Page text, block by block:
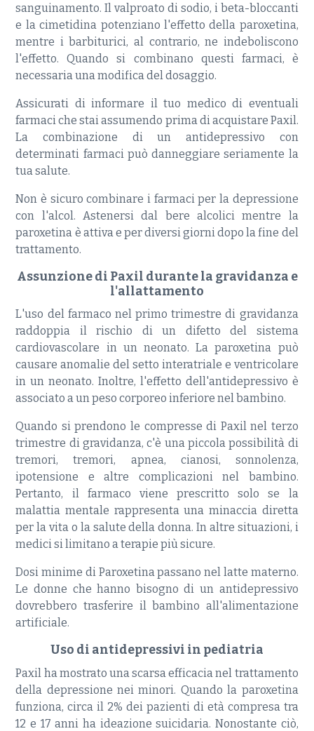
sanguinamento. Il valproato di sodio, i beta-bloccanti
e la cimetidina potenziano l'effetto della paroxetina,
mentre i barbiturici, al contrario, ne indeboliscono
l'effetto. Quando si combinano questi farmaci, è
necessaria una modifica del dosaggio.
Assicurati di informare il tuo medico di eventuali
farmaci che stai assumendo prima di acquistare Paxil.
La combinazione di un antidepressivo con
determinati farmaci può danneggiare seriamente la
tua salute.
Non è sicuro combinare i farmaci per la depressione
con l'alcol. Astenersi dal bere alcolici mentre la
paroxetina è attiva e per diversi giorni dopo la fine del
trattamento.
Assunzione di Paxil durante la gravidanza e
l'allattamento
L'uso del farmaco nel primo trimestre di gravidanza
raddoppia il rischio di un difetto del sistema
cardiovascolare in un neonato. La paroxetina può
causare anomalie del setto interatriale e ventricolare
in un neonato. Inoltre, l'effetto dell'antidepressivo è
associato a un peso corporeo inferiore nel bambino.
Quando si prendono le compresse di Paxil nel terzo
trimestre di gravidanza, c'è una piccola possibilità di
tremori, tremori, apnea, cianosi, sonnolenza,
ipotensione e altre complicazioni nel bambino.
Pertanto, il farmaco viene prescritto solo se la
malattia mentale rappresenta una minaccia diretta
per la vita o la salute della donna. In altre situazioni, i
medici si limitano a terapie più sicure.
Dosi minime di Paroxetina passano nel latte materno.
Le donne che hanno bisogno di un antidepressivo
dovrebbero trasferire il bambino all'alimentazione
artificiale.
Uso di antidepressivi in ​​pediatria
Paxil ha mostrato una scarsa efficacia nel trattamento
della depressione nei minori. Quando la paroxetina
funziona, circa il 2% dei pazienti di età compresa tra
12 e 17 anni ha ideazione suicidaria. Nonostante ciò,